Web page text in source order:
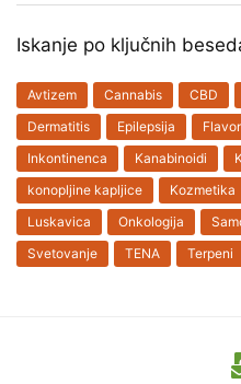
Iskanje po ključnih
Avtizem Cannabis CBD
Dermatitis
Epilepsija
Inkontinenca
Kanabinoidi
konopljine kapljice
Kozmetika
Luskavica
Onkologija
Svetovanje
TENA Terpeni